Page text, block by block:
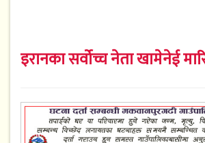
इरानका सर्वोच्च नेता खामेनेई